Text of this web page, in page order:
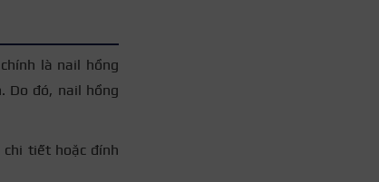
là nail hồng
Do đó, nail hồng
tiết hoặc đính